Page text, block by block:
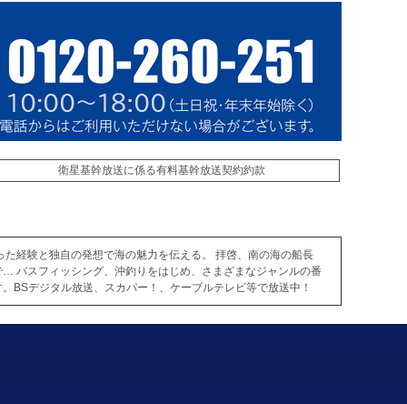
衛星基幹放送に係る有料基幹放送契約約款
経験と独自の発想で海の魅力を伝える。 拝啓、南の海の船長
バスフィッシング、沖釣りをはじめ、さまざまなジャンルの番
BSデジタル放送、スカパー！、ケーブルテレビ等で放送中！